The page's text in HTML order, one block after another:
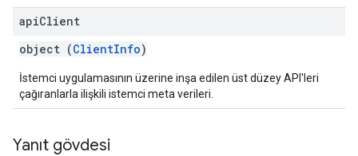
apiClient
object (ClientInfo)
İstemci uygulamasının üzerine inşa edilen üst düzey API'leri
çağıranlarla ilişkili istemci meta verileri.
Yanıt gövdesi